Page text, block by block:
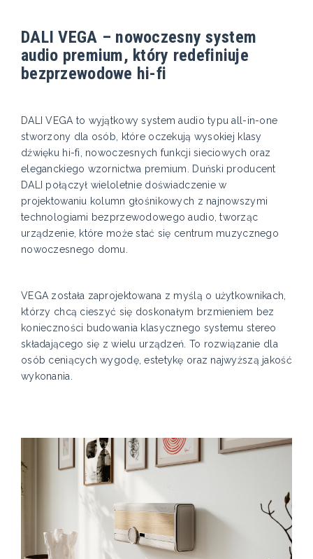
DALI VEGA – nowoczesny system
audio premium, który redefiniuje
bezprzewodowe hi-fi
DALI VEGA to wyjątkowy system audio typu all-in-one
stworzony dla osób, które oczekują wysokiej klasy
dźwięku hi-fi, nowoczesnych funkcji sieciowych oraz
eleganckiego wzornictwa premium. Duński producent
DALI połączył wieloletnie doświadczenie w
projektowaniu kolumn głośnikowych z najnowszymi
technologiami bezprzewodowego audio, tworząc
urządzenie, które może stać się centrum muzycznego
nowoczesnego domu.
VEGA została zaprojektowana z myślą o użytkownikach,
którzy chcą cieszyć się doskonałym brzmieniem bez
konieczności budowania klasycznego systemu stereo
składającego się z wielu urządzeń. To rozwiązanie dla
osób ceniących wygodę, estetykę oraz najwyższą jakość
wykonania.